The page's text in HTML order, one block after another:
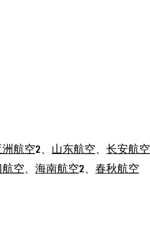
洲航空2、 山东航空、 长安航空
空、 海南航空2、 春秋航空